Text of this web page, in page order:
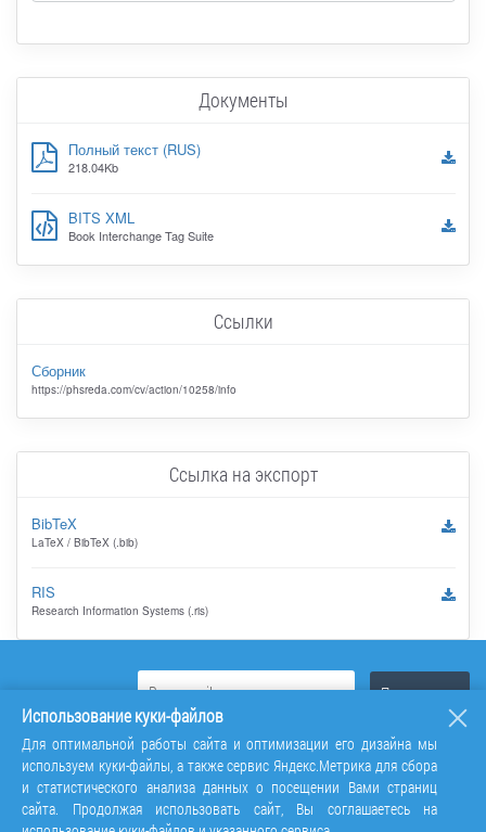
Документы
Полный текст (RUS)
218.04Kb
BITS XML
Book Interchange Tag Suite
Ссылки
Сборник
https://phsreda.com/cv/action/10258/info
Ссылка на экспорт
BibTeX
LaTeX / BibTeX (.bib)
RIS
Research Information Systems (.ris)
Использование куки-файлов
Для оптимальной работы сайта и оптимизации его дизайна мы
используем куки-файлы, а также сервис Яндекс.Метрика для сбора
и статистического анализа данных о посещении Вами страниц
сайта. Продолжая использовать сайт, Вы соглашаетесь на